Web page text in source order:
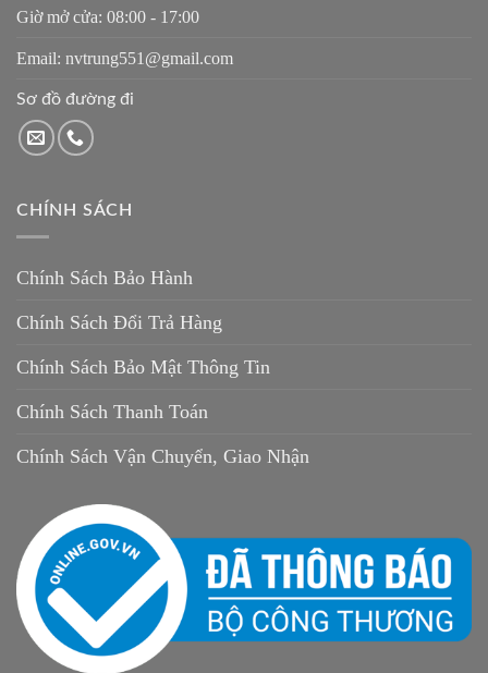
Giờ mở cửa: 08:00 - 17:00
Email: nvtrung551@gmail.com
Sơ đồ đường đi
CHÍNH SÁCH
Chính Sách Bảo Hành
Chính Sách Đổi Trả Hàng
Chính Sách Bảo Mật Thông Tin
Chính Sách Thanh Toán
Chính Sách Vận Chuyển, Giao Nhận